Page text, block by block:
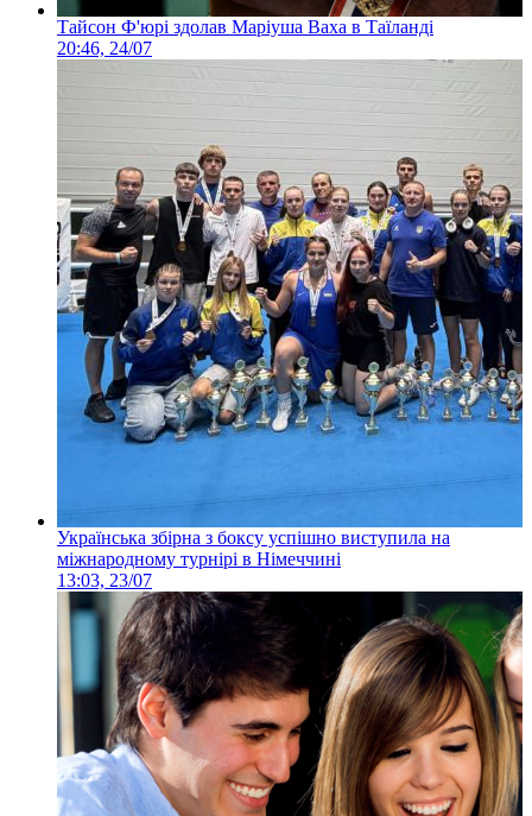
Тайсон Ф'юрі здолав Маріуша Ваха в Таїланді
20:46, 24/07
Українська збірна з боксу успішно виступила на
міжнародному турнірі в Німеччині
13:03, 23/07